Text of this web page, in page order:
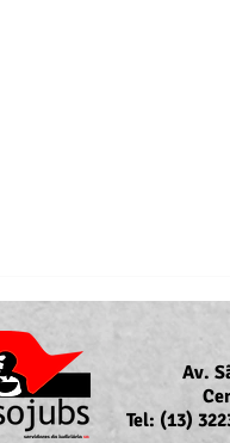
Av.
Tel: (13)